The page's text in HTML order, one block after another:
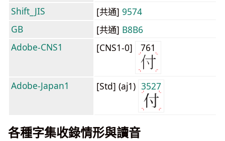
Shift_JIS
[共通] 9574
GB
[共通] B8B6
Adobe-CNS1
[CNS1-0] 761
Adobe-Japan1 [Std] (aj1) 3527
各種字集收錄情形與讀音